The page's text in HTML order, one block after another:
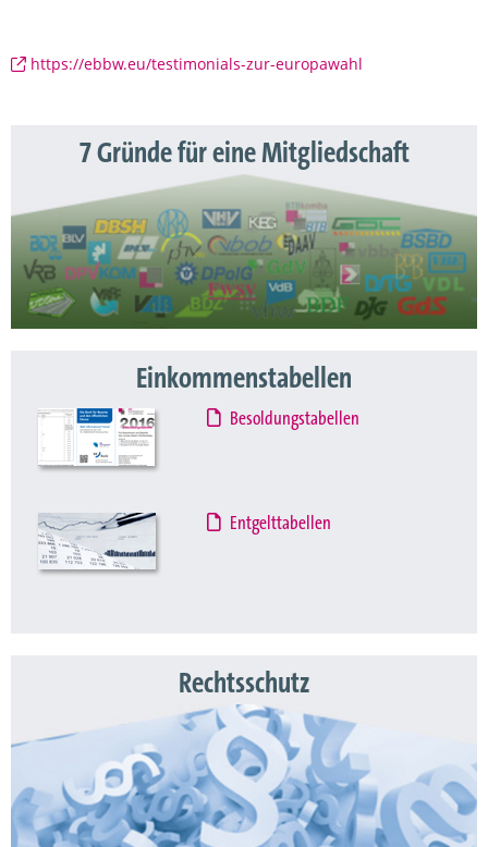
https://ebbw.eu/testimonials-zur-europawahl
7 Gründe für eine Mitgliedschaft
Einkommenstabellen
Besoldungstabellen
Entgelttabellen
Rechtsschutz